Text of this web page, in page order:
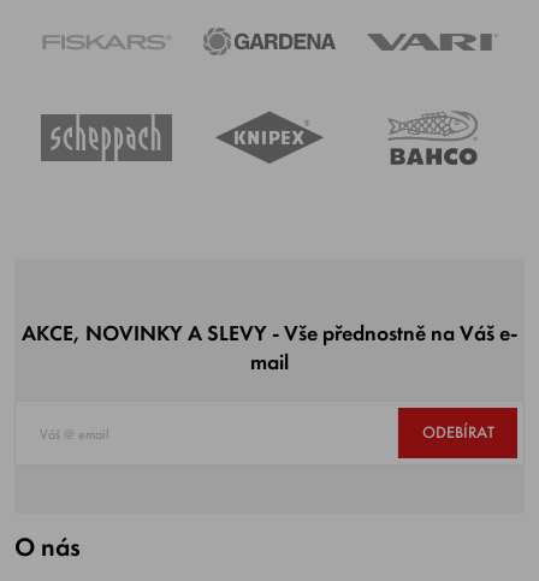
AKCE, NOVINKY A SLEVY - Vše přednostně na Váš e-
mail
ODEBÍRAT
O nás